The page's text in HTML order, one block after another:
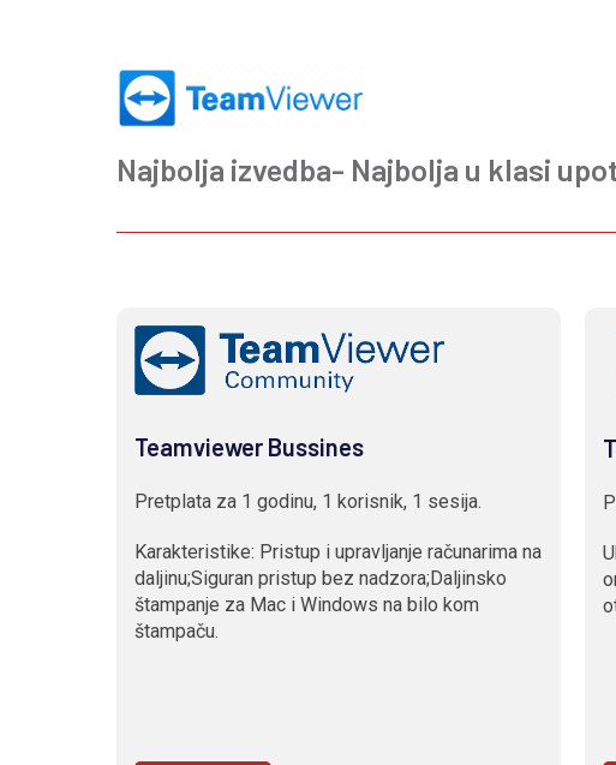
Najbolja izvedba- Najbolja u klasi
Teamviewer Bussines
Pretplata za 1 godinu, 1 korisnik, 1 sesija.
Karakteristike: Pristup i upravljanje računarima na
daljinu;Siguran pristup bez nadzora;Daljinsko
štampanje za Mac i Windows na bilo kom
štampaču.